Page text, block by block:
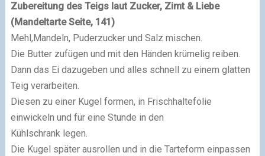
Zubereitung des Teigs laut Zucker, Zimt & Liebe
(Mandeltarte Seite, 141)
Mehl,Mandeln, Puderzucker und Salz mischen.
Die Butter zufügen und mit den Händen krümelig reiben.
Dann das Ei dazugeben und alles schnell zu einem glatten
Teig verarbeiten.
Diesen zu einer Kugel formen, in Frischhaltefolie
einwickeln und für eine Stunde in den
Kühlschrank legen.
Die Kugel später ausrollen und in die Tarteform einpassen